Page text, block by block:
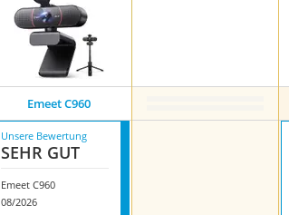
Emeet C960
Unsere Bewertung
SEHR GUT
Emeet C960
08/2026